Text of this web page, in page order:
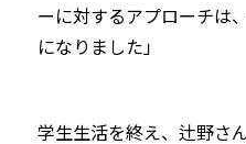
ーに対するアプローチは
になりました」
学生生活を終え、辻野さ